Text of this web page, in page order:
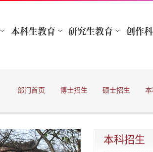
部门首页 博士招生 硕士招生
本科招生